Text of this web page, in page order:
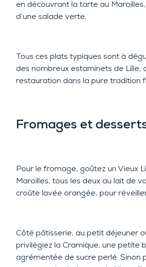
en découvrant la tarte au
d’une salade verte.
Tous ces plats typiques sont à
des nombreux estaminets de Lille,
restauration dans la pure tradition
Fromages et
Pour le fromage, goûtez un Vieux
Maroilles, tous les deux au lait de
croûte lavée orangée, pour
Côté pâtisserie, au petit déjeuner
privilégiez la Cramique, une petite
agrémentée de sucre perlé. Sinon